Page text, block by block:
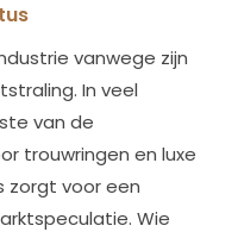
vanwege zijn
In veel
van de
trouwringen en luxe
zorgt voor een
Wie